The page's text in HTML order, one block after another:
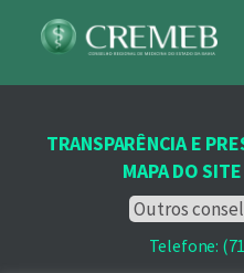
Telefone:
TRANSPARÊNCIA E
MAPA DO SITE